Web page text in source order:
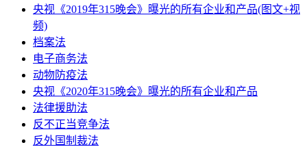
央视《2019年315晚会》曝光的所有企业和产品(图文+视
频)
档案法
电子商务法
动物防疫法
央视《2020年315晚会》曝光的所有企业和产品
法律援助法
反不正当竞争法
反外国制裁法